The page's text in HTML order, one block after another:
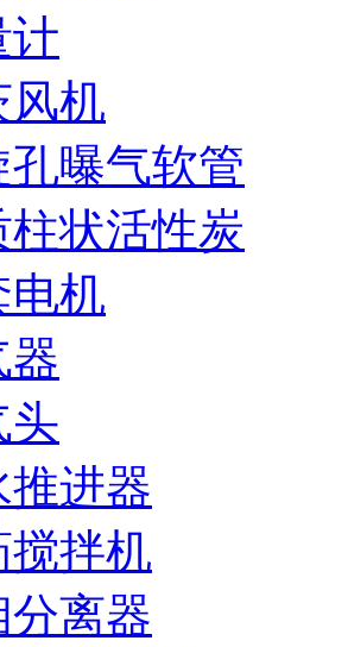
计
风机
孔曝气软管
柱状活性炭
电机
器
头
推进器
搅拌机
分离器